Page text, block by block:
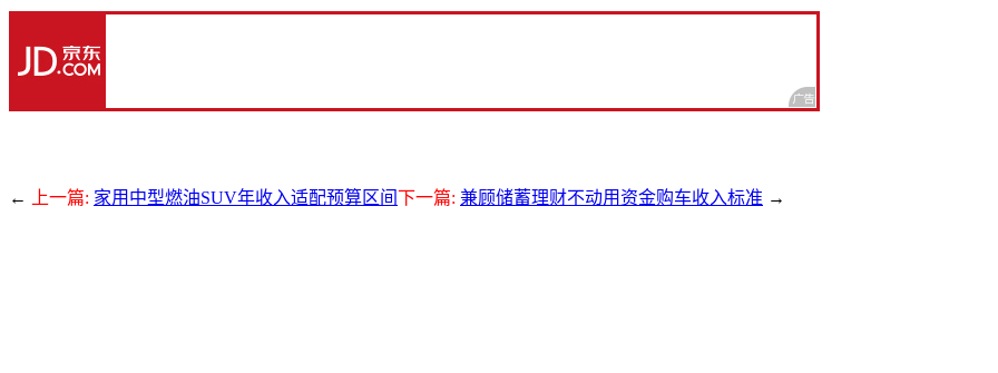
← 上一篇: 家用中型燃油SUV年收入适配预算区间下一篇: 兼顾储蓄理财不动用资金购车收入标准 →